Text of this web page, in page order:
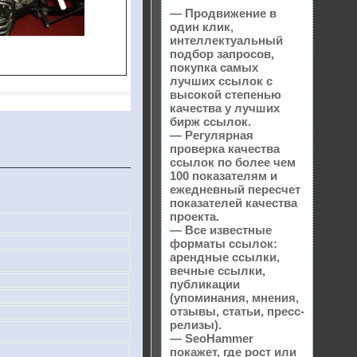
— Продвижение в
один клик,
интеллектуальный
подбор запросов,
покупка самых
лучших ссылок с
высокой степенью
качества у лучших
бирж ссылок.
— Регулярная
проверка качества
ссылок по более чем
100 показателям и
ежедневный пересчет
показателей качества
проекта.
— Все известные
форматы ссылок:
арендные ссылки,
вечные ссылки,
публикации
(упоминания, мнения,
отзывы, статьи, пресс-
релизы).
— SeoHammer
покажет, где рост или